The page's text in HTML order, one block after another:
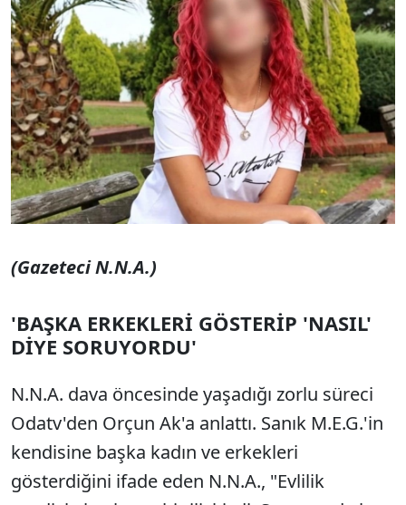
(Gazeteci N.N.A.)
'BAŞKA ERKEKLERİ GÖSTERİP 'NASIL'
DİYE SORUYORDU'
N.N.A. dava öncesinde yaşadığı zorlu süreci
Odatv'den Orçun Ak'a anlattı. Sanık M.E.G.'in
kendisine başka kadın ve erkekleri
gösterdiğini ifade eden N.N.A., "Evlilik